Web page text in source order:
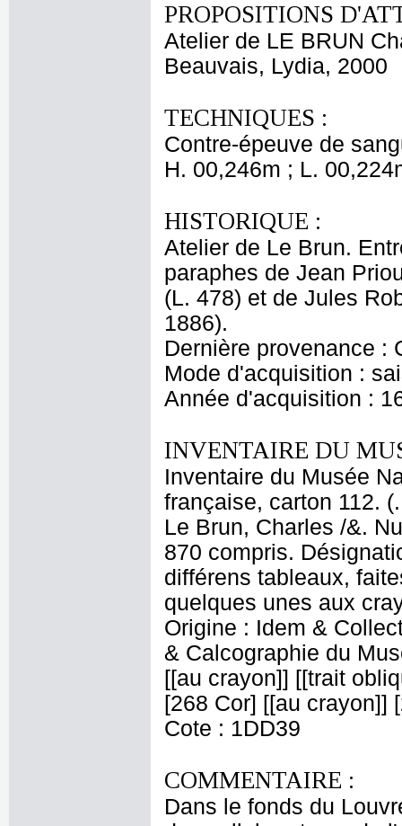
PROPOSITIONS
Atelier de LE BRUN
Beauvais, Lydia, 2000
TECHNIQUES :
Contre-épeuve de
H. 00,246m ; L.
HISTORIQUE :
Atelier de Le Brun.
paraphes de Jean
(L. 478) et de Jules
1886).
Dernière provenance :
Mode d'acquisition :
Année d'acquisition :
INVENTAIRE DU
Inventaire du Musée
française, carton 112.
Le Brun, Charles /&.
870 compris.
différens tableaux,
quelques unes aux
Origine : Idem &
& Calcographie du
[[au crayon]] [[trait
[268 Cor] [[au crayon]]
Cote : 1DD39
COMMENTAIRE :
Dans le fonds du